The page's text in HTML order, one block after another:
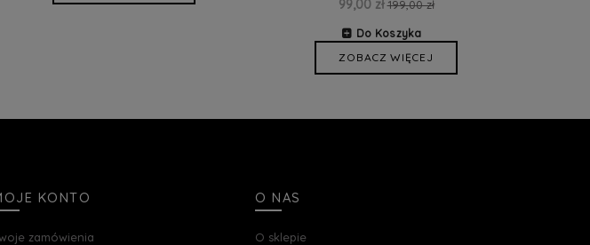
99,00 zł 199,00 zł
Do Koszyka
ZOBACZ WIĘCEJ
KONTO
zamówienia
O NAS
O sklepie